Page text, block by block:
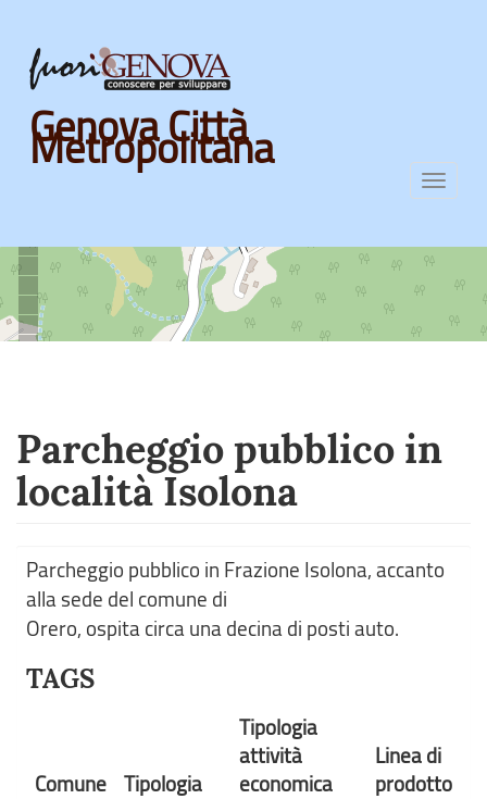
Skip
main
content
Genova Città
Metropolitana
Parcheggio pubblico in
località Isolona
Parcheggio pubblico in Frazione Isolona, accanto
alla sede del comune di
Orero, ospita circa una decina di posti auto.
TAGS
Comune Tipologia
Tipologia
attività
economica
Linea di
prodotto